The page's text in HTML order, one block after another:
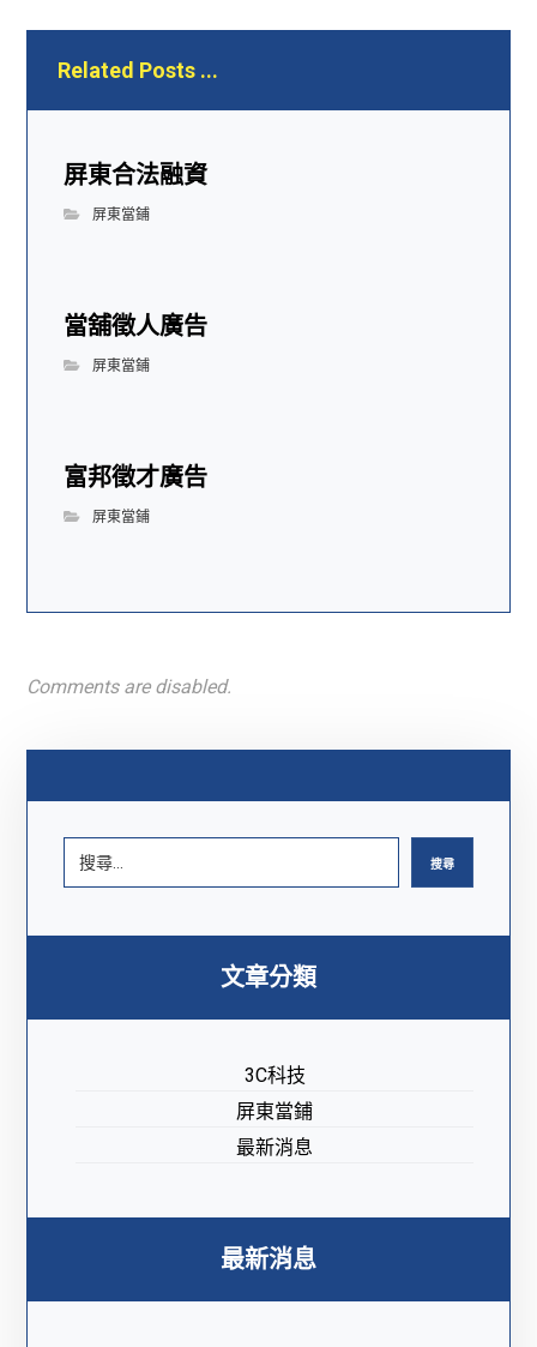
Related Posts ...
屏東合法融資
屏東當鋪
當舖徵人廣告
屏東當鋪
富邦徵才廣告
屏東當鋪
Comments are disabled.
搜尋
文章分類
3C科技
屏東當鋪
最新消息
最新消息